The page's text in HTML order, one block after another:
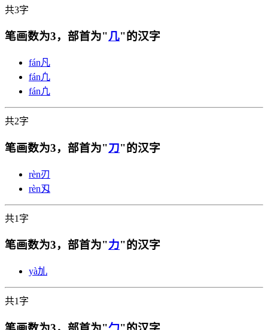
共3字
笔画数为3，部首为"几"的汉字
fán凡
fán凢
fán凣
共2字
笔画数为3，部首为"刀"的汉字
rèn刃
rèn刄
共1字
笔画数为3，部首为"力"的汉字
yà劜
共1字